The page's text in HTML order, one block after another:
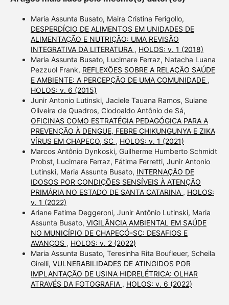
Maria Assunta Busato, Maira Cristina Ferigollo,
DESPERDÍCIO DE ALIMENTOS EM UNIDADES DE
ALIMENTAÇÃO E NUTRIÇÃO: UMA REVISÃO
INTEGRATIVA DA LITERATURA , HOLOS: v. 1 (2018)
Maria Assunta Busato, Lucimare Ferraz, Natacha Luana
Pezzuol Frank, REFLEXÕES SOBRE A RELAÇÃO SAÚDE
E AMBIENTE: A PERCEPÇÃO DE UMA COMUNIDADE ,
HOLOS: v. 6 (2015)
Junir Antonio Lutinski, Jaciele Tauana Ramos, Suiane
Oliveira de Quadros, Clodoaldo Antônio de Sá,
OFICINAS COMO ESTRATÉGIA PEDAGÓGICA PARA A
PREVENÇÃO À DENGUE, FEBRE CHIKUNGUNYA E ZIKA
VÍRUS EM CHAPECO, SC , HOLOS: v. 1 (2021)
Marcos Antônio Dynkoski, Guilherme Humberto Schmidt
Probst, Lucimare Ferraz, Fátima Ferretti, Junir Antonio
Lutinski, Maria Assunta Busato, INTERNAÇÃO DE
IDOSOS POR CONDIÇÕES SENSÍVEIS À ATENÇÃO
PRIMÁRIA NO ESTADO DE SANTA CATARINA , HOLOS:
v. 1 (2022)
Ariane Fatima Deggeroni, Junir Antônio Lutinski, Maria
Assunta Busato, VIGILÂNCIA AMBIENTAL EM SAÚDE
NO MUNICÍPIO DE CHAPECÓ-SC: DESAFIOS E
AVANÇOS , HOLOS: v. 2 (2022)
Maria Assunta Busato, Teresinha Rita Boufleuer, Scheila
Girelli, VULNERABILIDADES DE ATINGIDOS POR
IMPLANTAÇÃO DE USINA HIDRELÉTRICA: OLHAR
ATRAVÉS DA FOTOGRAFIA , HOLOS: v. 6 (2022)